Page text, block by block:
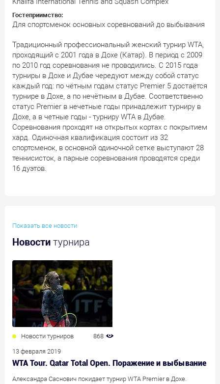
Гостеприимство:
Для спортсменок основных соревнований до выбывания
Традиционный профессиональный женский турнир WTA,
проходящий с 2001 года в Дохе (Катар). В период с 2009
по 2010 год соревнования не проводились. С 2015 года
турниры в Дохе и Дубае чередуют между собой статус
каждый год: по чётным годам статус Premier 5 достаётся
турнире в Дохе, а по нечётным в Дубае. Соответственно
статус Premier в нечетные годы принадлежит турниру в
Дохе, а в четные годы - турниру WTA в Дубае.
Соревнования проходят на открытых кортах с покрытием
хард. Одиночная квалификация состоит из 32
спортсменок, в основной одиночной сетке выступают 28
теннисисток, а парные соревнования проводятся среди
16 дуэтов.
Показать все новости
Новости турнира
Новости турниров 868
13 февраля 2019
WTA Tour. Qatar Total Open. Поражение и выбывание
Александра Саснович покидает турнир WTA Premier в Дохе.